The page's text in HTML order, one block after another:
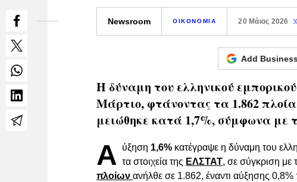
Newsroom ΟΙΚΟΝΟΜΙΑ 20 Μάιος 2026
Add
Η δύναμη του ελληνικού
Μάρτιο, φτάνοντας τα 1.862
μειώθηκε κατά 1,7%, σύμφωνα με
Α ύξηση 1,6% κατέγραψε η δύναμη του
τα στοιχεία της ΕΛΣΤΑΤ, σε σύγκριση με
πλοίων ανήλθε σε 1.862, έναντι αύξησης 0,8%